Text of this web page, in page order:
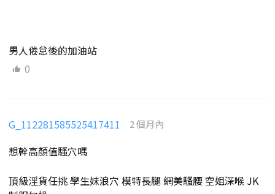
男人倦怠後的加油站
0
G_112281585525417411 2 個月內
想幹高顏值騷穴嗎
頂級淫貨任挑 學生妹浪穴 模特長腿 網美騷腰 空姐深喉 JK